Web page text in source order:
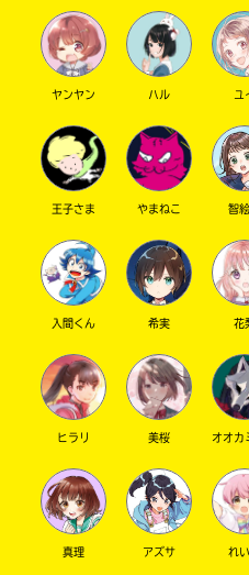
るまつくった。笑。雪が
をしてるよ。
さくら 今年もよろし
2022.01.04 人気 !!
雪が多いと、雪かきが大
【ヨナツちゃんへ】
藤井風、自宅で紅白出
いのか･･･？と思ってい
脇に！楽しい紅白だっ
ったよ･･･ね？
こんにちは、さくらと
ポプ友になりませんか？
【茶の神ちゃんへ】
ヤンヤン ハル ユ
王子さま やまねこ 智
入間くん 希実 花
ヒラリ 美桜 オオカ
真理 アズサ れ